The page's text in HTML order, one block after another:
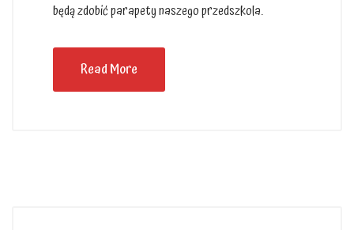
będą zdobić parapety naszego przedszkola.
Read More